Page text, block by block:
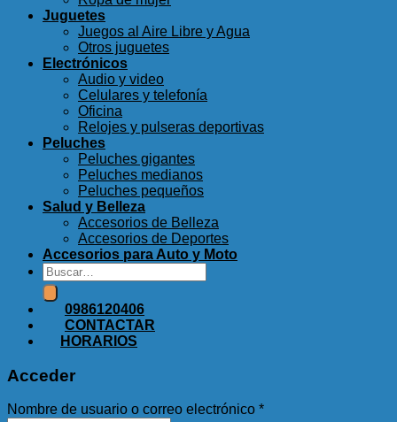
Juguetes
Juegos al Aire Libre y Agua
Otros juguetes
Electrónicos
Audio y video
Celulares y telefonía
Oficina
Relojes y pulseras deportivas
Peluches
Peluches gigantes
Peluches medianos
Peluches pequeños
Salud y Belleza
Accesorios de Belleza
Accesorios de Deportes
Accesorios para Auto y Moto
Buscar
por:
0986120406
CONTACTAR
HORARIOS
Acceder
Nombre de usuario o correo electrónico *